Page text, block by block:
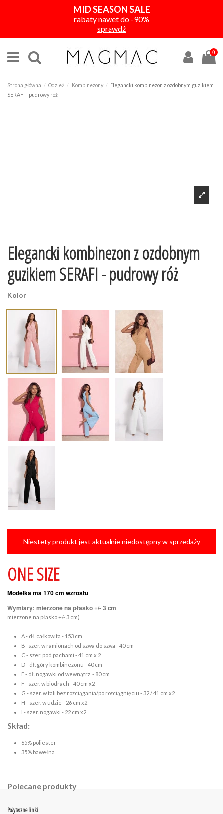
MID SEASON SALE
rabaty nawet do -90%
sprawdź
0
Strona główna Odzież Kombinezony
Elegancki kombinezon z ozdobnym guzikiem
SERAFI - pudrowy róż
Elegancki kombinezon z ozdobnym
guzikiem SERAFI - pudrowy róż
Kolor
Niestety produkt jest aktualnie niedostępny w sprzedaży
ONE SIZE
Modelka ma 170 cm wzrostu
Wymiary: mierzone na płasko +/- 3 cm
mierzone na płasko +/- 3 cm)
A - dł. całkowita - 153 cm
B- szer. w ramionach od szwa do szwa - 40 cm
C - szer. pod pachami - 41 cm x 2
D - dł. góry kombinezonu - 40 cm
E - dł. nogawki od wewnątrz - 80 cm
F - szer. w biodrach - 40 cm x2
G - szer. w tali bez rozciągania/po rozciągnięciu - 32 / 41 cm x2
H - szer. w udzie - 26 cm x2
I - szer. nogawki - 22 cm x2
Skład:
65% poliester
35% bawełna
Polecane produkty
Pożyteczne linki